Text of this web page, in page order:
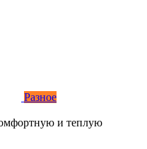
Разное
и теплую